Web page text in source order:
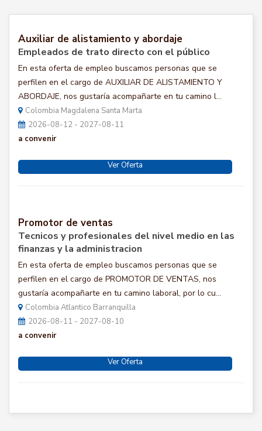
Auxiliar de alistamiento y abordaje
Empleados de trato directo con el público
En esta oferta de empleo buscamos personas que se
perfilen en el cargo de AUXILIAR DE ALISTAMIENTO Y
ABORDAJE, nos gustaría acompañarte en tu camino l...
Colombia Magdalena Santa Marta
2026-08-12 - 2027-08-11
a convenir
Ver Oferta
Promotor de ventas
Tecnicos y profesionales del nivel medio en las
finanzas y la administracion
En esta oferta de empleo buscamos personas que se
perfilen en el cargo de PROMOTOR DE VENTAS, nos
gustaría acompañarte en tu camino laboral, por lo cu...
Colombia Atlantico Barranquilla
2026-08-11 - 2027-08-10
a convenir
Ver Oferta